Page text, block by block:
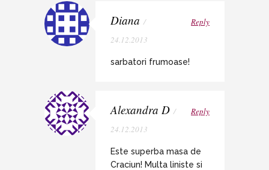
Diana /
24.12.2013
Reply
sarbatori frumoase!
Alexandra D /
24.12.2013
Reply
Este superba masa de
Craciun! Multa liniste si